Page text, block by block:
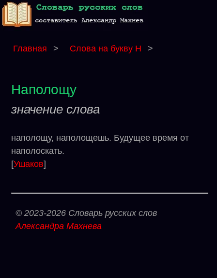
Главная > Слова на букву Н >
Наполощу
значение слова
наполощу, наполощешь. Будущее время от
наполоскать.
[Ушаков]
© 2023-2026 Словарь русских слов
Александра Махнева